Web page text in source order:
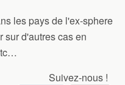
les pays de l'ex-sphere
sur d'autres cas en
Suivez-nous !